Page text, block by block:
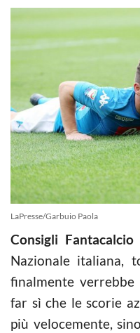
LaPresse/Garbuio Paola
Consigli Fantacalcio
Nazionale italiana,
finalmente
far sì che le scorie
più velocemente,